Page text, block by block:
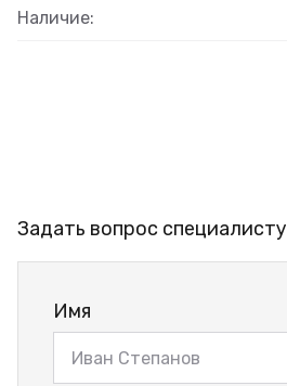
Наличие:
Задать вопрос специалисту
Имя